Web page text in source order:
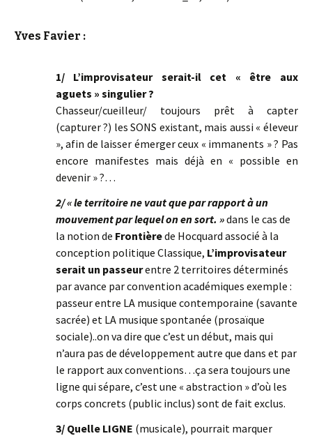
Yves Favier :
1/ L’improvisateur serait-il cet « être aux
aguets » singulier ?
Chasseur/cueilleur/ toujours prêt à capter
(capturer ?) les SONS existant, mais aussi « éleveur
», afin de laisser émerger ceux « immanents » ? Pas
encore manifestes mais déjà en « possible en
devenir » ?…
2/ « le territoire ne vaut que par rapport à un
mouvement par lequel on en sort. »dans le cas de
la notion de Frontièrede Hocquard associé à la
conception politique Classique, L’improvisateur
serait un passeurentre 2 territoires déterminés
par avance par convention académiques exemple :
passeur entre LA musique contemporaine (savante
sacrée) et LA musique spontanée (prosaïque
sociale)..on va dire que c’est un début, mais qui
n’aura pas de développement autre que dans et par
le rapport aux conventions…ça sera toujours une
ligne qui sépare, c’est une « abstraction » d’où les
corps concrets (public inclus) sont de fait exclus.
3/ Quelle LIGNE (musicale), pourrait marquer